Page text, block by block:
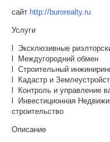
сайт http://burorealty.ru
Услуги
l Эксклюзивные
l Междугородний обмен
l Строительный
l Кадастр и
l Контроль и управление
l Инвестиционная
строительство
Описание